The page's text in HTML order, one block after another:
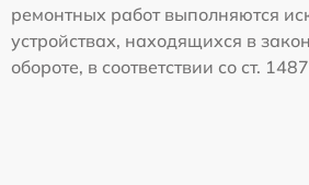
ремонтных работ выполняются
устройствах, находящихся в
обороте, в соответствии со ст.